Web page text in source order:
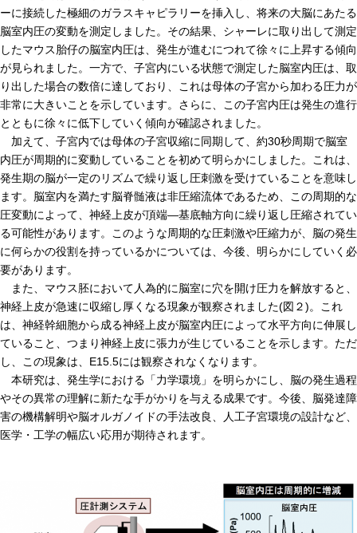
質量分析
高速シーケンサー解析
顕微鏡・画像解析支援
共通実験室・培養室利用
バイオインフォマティクス
研究試料供給
In situ hybridization
キャピラリーシーケンス
予 約
共通機器予約
カンファレンス・ルーム予約
大判プリンター予約
ーに接続した極細のガラスキャピラリーを挿入し、将来の大脳にあたる
脳室内圧の変動を測定しました。その結果、シャーレに取り出して測定
したマウス胎仔の脳室内圧は、発生が進むにつれて徐々に上昇する傾向
が見られました。一方で、子宮内にいる状態で測定した脳室内圧は、取
り出した場合の数倍に達しており、これは母体の子宮から加わる圧力が
非常に大きいことを示しています。さらに、この子宮内圧は発生の進行
とともに徐々に低下していく傾向が確認されました。
加えて、子宮内では母体の子宮収縮に同期して、約30秒周期で脳室
内圧が周期的に変動していることを初めて明らかにしました。これは、
発生期の脳が一定のリズムで繰り返し圧刺激を受けていることを意味し
ます。脳室内を満たす脳脊髄液は非圧縮流体であるため、この周期的な
圧変動によって、神経上皮が頂端—基底軸方向に繰り返し圧縮されてい
る可能性があります。このような周期的な圧刺激や圧縮力が、脳の発生
に何らかの役割を持っているかについては、今後、明らかにしていく必
要があります。
また、マウス胚において人為的に脳室に穴を開け圧力を解放すると、
神経上皮が急速に収縮し厚くなる現象が観察されました(図２)。これ
は、神経幹細胞から成る神経上皮が脳室内圧によって水平方向に伸展し
ていること、つまり神経上皮に張力が生じていることを示します。ただ
し、この現象は、E15.5には観察されなくなります。
本研究は、発生学における「力学環境」を明らかにし、脳の発生過程
やその異常の理解に新たな手がかりを与える成果です。今後、脳発達障
害の機構解明や脳オルガノイドの手法改良、人工子宮環境の設計など、
医学・工学の幅広い応用が期待されます。